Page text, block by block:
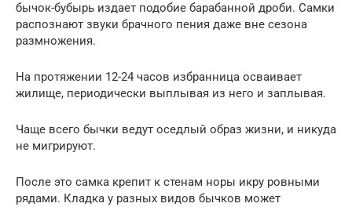
бычок-бубырь издает подобие барабанной дроби. Самки
распознают звуки брачного пения даже вне сезона
размножения.
На протяжении 12-24 часов избранница осваивает
жилище, периодически выплывая из него и заплывая.
Чаще всего бычки ведут оседлый образ жизни, и никуда
не мигрируют.
После это самка крепит к стенам норы икру ровными
рядами. Кладка у разных видов бычков может